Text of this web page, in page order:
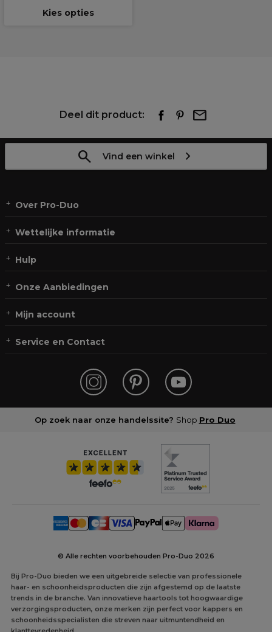
Kies opties
Deel dit product:
Vind een winkel
Over Pro-Duo
Wettelijke informatie
Hulp
Onze Aanbiedingen
Mijn account
Service en Contact
Op zoek naar onze handelssite? Shop Pro Duo
© Alle rechten voorbehouden Pro-Duo 2026
Bij Pro-Duo bieden we een uitgebreide selectie van professionele
haar- en schoonheidsproducten die zijn afgestemd op de laatste
trends in de branche. Van innovatieve haartools tot hoogwaardige
verzorgingsproducten, onze merken zijn perfect voor kappers en
schoonheidsspecialisten die streven naar uitmuntendheid en